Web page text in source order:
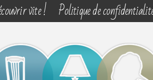
vite ! Politique de